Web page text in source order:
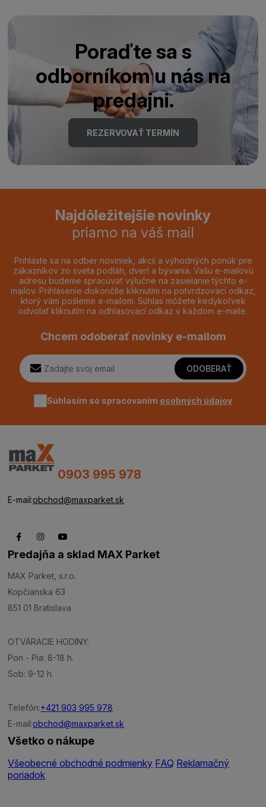
Poraďte sa s
odborníkom u nás na
predajni.
REZERVOVAŤ TERMÍN
Najdôležitejšie novinky
priamo na váš mail
Prihláste sa na odber noviniek, akcií a výhodných ponúk pre
zákazníkov zo sveta podláh, dverí a bývania. Vašu e-mailovú
adresu budeme spracúvať výlučne na zasielanie týchto e-
mailov. Prihlásenie dokončíte kliknutím na potvrdzovací odkaz,
ktorý vám pošleme e-mailom. Súhlas môžete kedykoľvek
odvolať kliknutím na odhlasovací odkaz v každom e-maile.
Chcem odoberať novinky e-mailom
ODOBERAŤ
Súhlasím so spracovaním osobných údajov
0903 995 978
E-mail:obchod@maxparket.sk
Predajňa a sklad MAX Parket
MAX Parket, s.r.o.
Kopčianska 63
851 01 Bratislava
OTVÁRACIE HODINY:
Pon - Pia: 8-18 h.
Sob: 9-12 h.
Telefón:+421 903 995 978
E-mail:obchod@maxparket.sk
Všetko o nákupe
Všeobecné obchodné podmienky FAQ Reklamačný
poriadok